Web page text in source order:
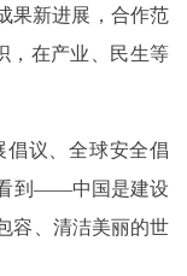
果新进展，合作范
，在产业、民生等
议、全球安全倡
到——中国是建设
容、清洁美丽的世